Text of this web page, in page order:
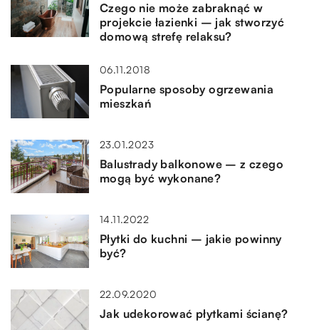
Czego nie może zabraknąć w
projekcie łazienki – jak stworzyć
domową strefę relaksu?
06.11.2018
Popularne sposoby ogrzewania
mieszkań
23.01.2023
Balustrady balkonowe – z czego
mogą być wykonane?
14.11.2022
Płytki do kuchni – jakie powinny
być?
22.09.2020
Jak udekorować płytkami ścianę?